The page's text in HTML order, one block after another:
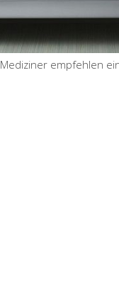
Mediziner empfehlen